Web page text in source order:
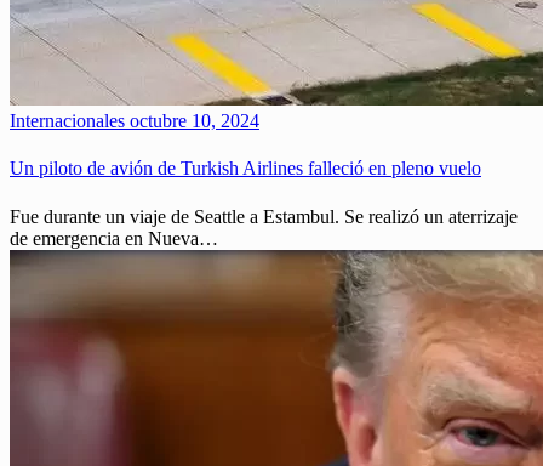
Internacionales octubre 10, 2024
Un piloto de avión de Turkish Airlines falleció en pleno vuelo
Fue durante un viaje de Seattle a Estambul. Se realizó un aterrizaje
de emergencia en Nueva…